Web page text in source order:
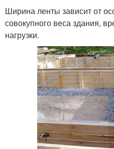
Ширина ленты зависит от
совокупного веса здания,
нагрузки.